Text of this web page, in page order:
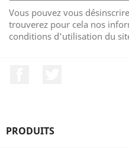
Vous pouvez vous
trouverez pour cela nos
conditions d'utilisation du
PRODUITS